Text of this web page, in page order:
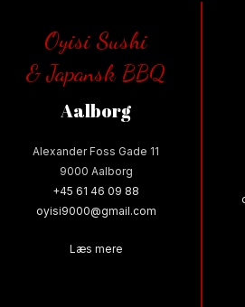
Oyisi Sushi
& Japansk BBQ
Aalborg
Alexander Foss Gade 11
9000 Aalborg
+45 61 46 09 88
oyisi9000@gmail.com
Læs mere